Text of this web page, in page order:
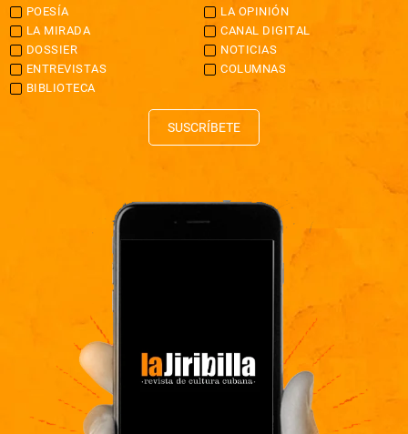
POESÍA
LA OPINIÓN
LA MIRADA
CANAL DIGITAL
DOSSIER
NOTICIAS
ENTREVISTAS
COLUMNAS
BIBLIOTECA
SUSCRÍBETE